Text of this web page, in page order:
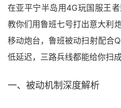
在亚平宁半岛用4G玩国服王
教你们用鲁班七号打出意大利
移动炮台，鲁班被动扫射配合
低延迟，三路兵线都能给你扫成
一、被动机制深度解析